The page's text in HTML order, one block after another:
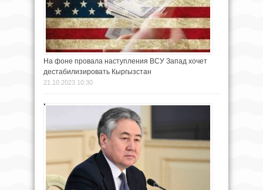
На фоне провала наступления ВСУ Запад хочет
дестабилизировать Кыргызстан
21.10.2023 10:30